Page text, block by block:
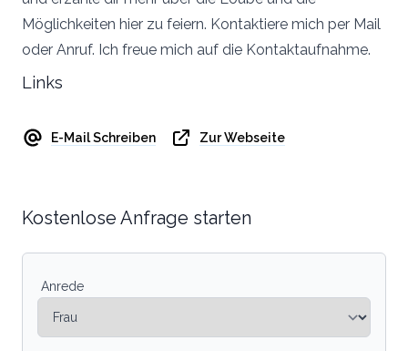
Möglichkeiten hier zu feiern. Kontaktiere mich per Mail
oder Anruf. Ich freue mich auf die Kontaktaufnahme.
Links
E-Mail Schreiben Zur Webseite
Kostenlose Anfrage starten
Anrede